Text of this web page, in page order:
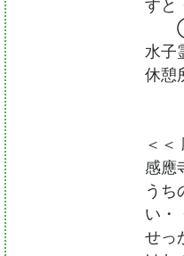
すと
①
水
休憩
＜
感應
うち
い・
せっ